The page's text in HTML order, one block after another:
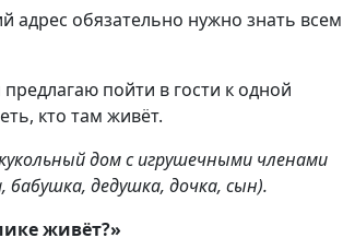
обязательно нужно знать всем
пойти в гости к одной
кто там живёт.
дом с игрушечными членами
бабушка, дедушка, дочка, сын).
живёт?»